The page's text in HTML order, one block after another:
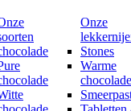
Onze
Stones
Warme